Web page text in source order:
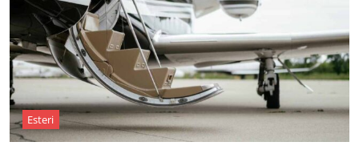
Esteri